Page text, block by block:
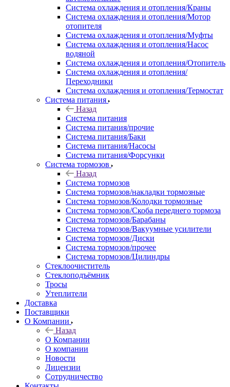
Система охлаждения и отопления/Краны
Система охлаждения и отопления/Мотор
отопителя
Система охлаждения и отопления/Муфты
Система охлаждения и отопления/Насос
водяной
Система охлаждения и отопления/Отопитель
Система охлаждения и отопления/
Переходники
Система охлаждения и отопления/Термостат
Система питания
Назад
Система питания
Система питания/прочие
Система питания/Баки
Система питания/Насосы
Система питания/Форсунки
Система тормозов
Назад
Система тормозов
Система тормозов/накладки тормозные
Система тормозов/Колодки тормозные
Система тормозов/Скоба переднего тормоза
Система тормозов/Барабаны
Система тормозов/Вакуумные усилители
Система тормозов/Диски
Система тормозов/прочее
Система тормозов/Цилиндры
Стеклоочиститель
Стеклоподъёмник
Тросы
Утеплители
Доставка
Поставщики
О Компании
Назад
О Компании
О компании
Новости
Лицензии
Сотрудничество